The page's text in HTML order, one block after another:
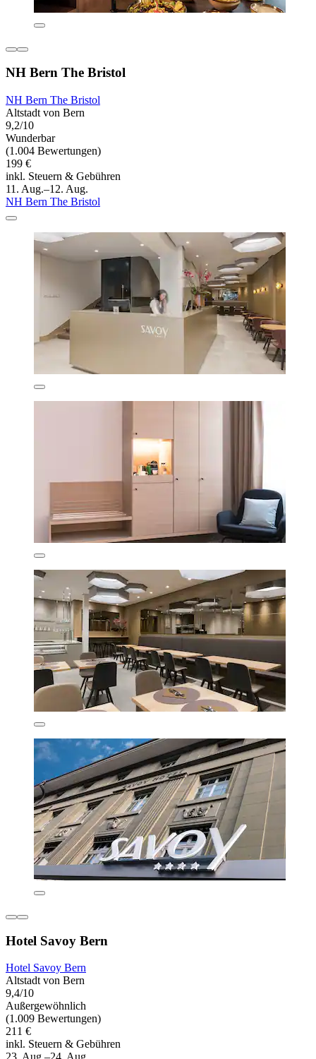
NH Bern The Bristol
NH Bern The Bristol
Altstadt von Bern
9,2/10
Wunderbar
(1.004 Bewertungen)
199 €
inkl. Steuern & Gebühren
11. Aug.–12. Aug.
NH Bern The Bristol
Hotel Savoy Bern
Hotel Savoy Bern
Altstadt von Bern
9,4/10
Außergewöhnlich
(1.009 Bewertungen)
211 €
inkl. Steuern & Gebühren